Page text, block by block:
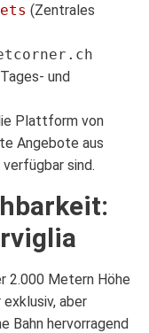
(Zentrales
und
Plattform von
Angebote aus
sind.
2.000 Metern Höhe
aber
Bahn hervorragend